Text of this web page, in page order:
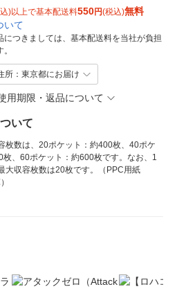
)以上で基本配送料550円(税込)無料
いて
につきましては、基本配送料を当社が負担
所：東京都にお届け
用期限・返品について
いて
枚数は、20ポケット：約400枚、40ポケ
枚、60ポケット：約600枚です。なお、1
大収容枚数は20枚です。（PPC用紙